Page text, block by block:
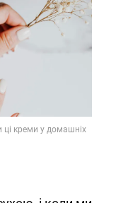
ці креми у домашніх